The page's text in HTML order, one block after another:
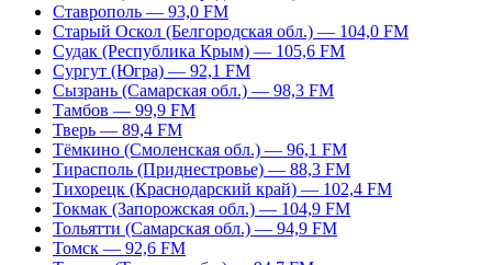
Ставрополь — 93,0 FM
Старый Оскол (Белгородская обл.) — 104,0 FM
Судак (Республика Крым) — 105,6 FM
Сургут (Югра) — 92,1 FM
Сызрань (Самарская обл.) — 98,3 FM
Тамбов — 99,9 FM
Тверь — 89,4 FM
Тёмкино (Смоленская обл.) — 96,1 FM
Тирасполь (Приднестровье) — 88,3 FM
Тихорецк (Краснодарский край) — 102,4 FM
Токмак (Запорожская обл.) — 104,9 FM
Тольятти (Самарская обл.) — 94,9 FM
Томск — 92,6 FM